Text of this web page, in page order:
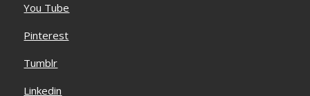
You Tube
Pinterest
Tumblr
Linkedin